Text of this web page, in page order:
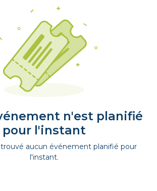
n'est planifié
pour l'instant
trouvé aucun événement planifié pour
l'instant.